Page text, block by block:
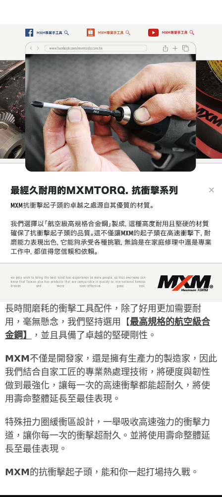
長時間磨耗的衝擊工具配件，除了好用更加需要耐
用，毫無懸念，我們堅持選用【最高規格的航空級合
金鋼】
，並且具備了卓越的堅硬剛性。
𝗠𝗫𝗠不僅是開發家，還是擁有生產力的製造家，因此
我們結合自家工匠的專業熱處理技術，將硬度與韌性
做到最強化，讓每一次的高速衝擊都能超耐久，將使
用壽命整體延長至最佳表現。
特殊扭力圈緩衝區設計，一舉吸收高速強力的衝擊力
道，讓你每一次的衝擊超耐久。並將使用壽命整體延
長至最佳表現。
𝗠𝗫𝗠 的抗衝擊起子頭，能和你一起打場持久戰。